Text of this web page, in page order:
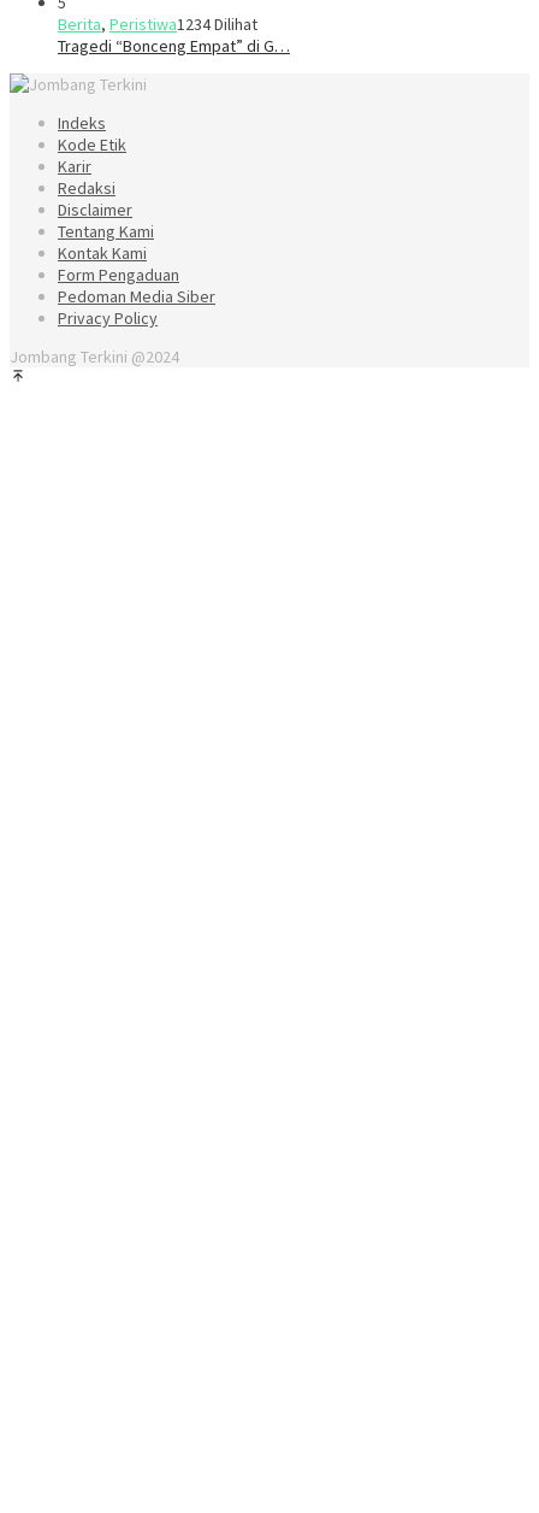
Berita, Peristiwa1234 Dilihat
Tragedi “Bonceng Empat” di G…
Indeks
Kode Etik
Karir
Redaksi
Disclaimer
Tentang Kami
Kontak Kami
Form Pengaduan
Pedoman Media Siber
Privacy Policy
Jombang Terkini @2024